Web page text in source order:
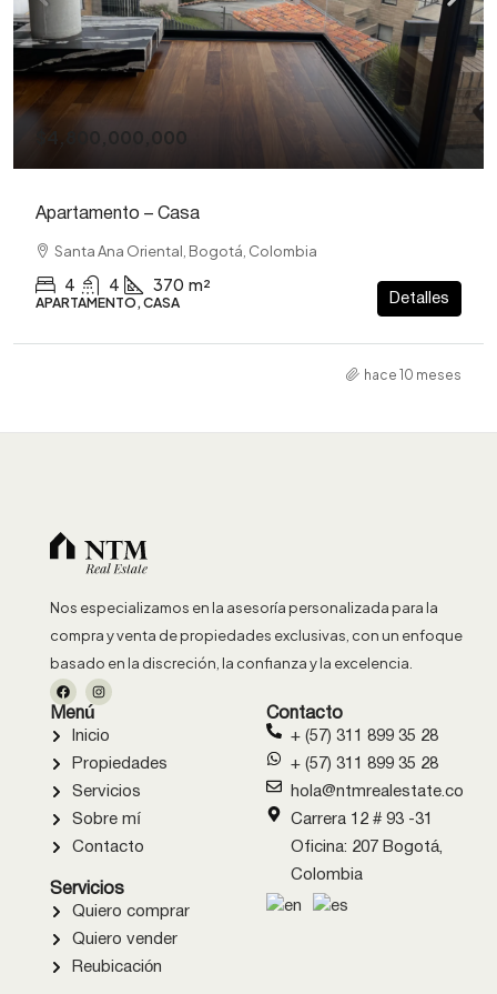
$4,800,000,000
Apartamento – Casa
Santa Ana Oriental, Bogotá, Colombia
4 4 370 m²
APARTAMENTO, CASA Detalles
hace 10 meses
Nos especializamos en la asesoría personalizada para la
compra y venta de propiedades exclusivas, con un enfoque
basado en la discreción, la confianza y la excelencia.
Menú
Inicio
Propiedades
Servicios
Sobre mí
Contacto
Servicios
Quiero comprar
Quiero vender
Reubicación
Contacto
+ (57) 311 899 35 28
+ (57) 311 899 35 28
hola@ntmrealestate.co
Carrera 12 # 93 -31
Oficina: 207 Bogotá,
Colombia